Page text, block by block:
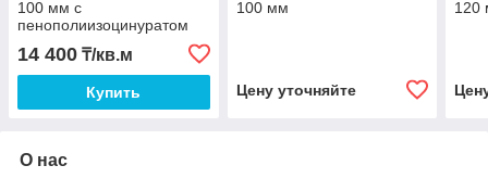
100 мм с
пенополиизоцинуратом
14 400 ₸/кв.м
Купить
100 мм
Цену уточняйте
120
О нас